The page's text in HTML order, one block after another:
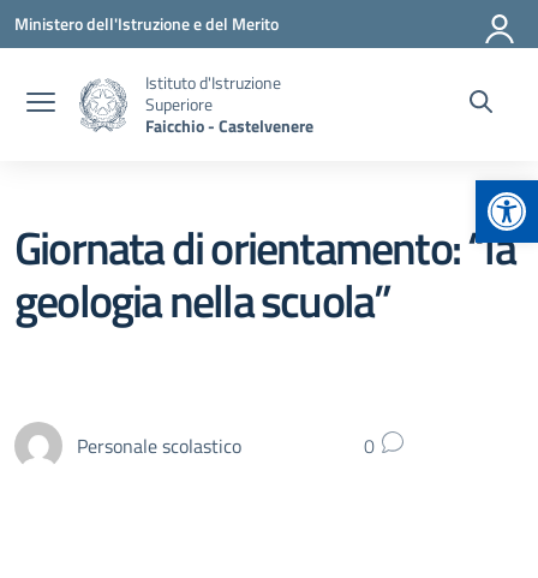
Vai ai contenuti
Vai al menu di navigazione
Vai al footer
Ministero dell'Istruzione e del Merito
Istituto d'Istruzione
Superiore
Faicchio - Castelvenere
Giornata di orientamento: “la
geologia nella scuola”
Personale scolastico 0